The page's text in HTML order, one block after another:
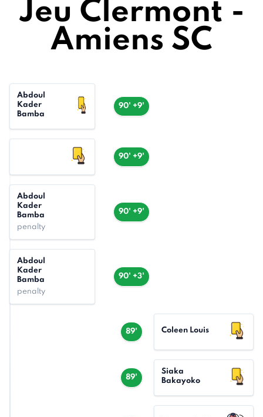
Jeu Clermont -
Amiens SC
90' +9'
Abdoul
Kader
Bamba
90' +9'
90' +9'
Abdoul
Kader
Bamba
penalty
90' +3'
Abdoul
Kader
Bamba
penalty
89' Coleen Louis
89'
Siaka
Bakayoko